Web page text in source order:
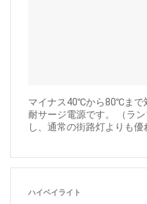
マイナス40℃から80℃まで
耐サージ電源です。 （ラ
し、通常の街路灯よりも優
ハイベイライト